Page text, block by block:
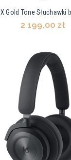
Gold Tone
2 199,00 zł